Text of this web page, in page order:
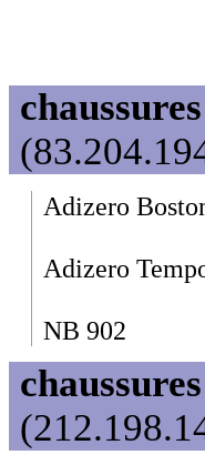
Adizero
Adizero
NB 902